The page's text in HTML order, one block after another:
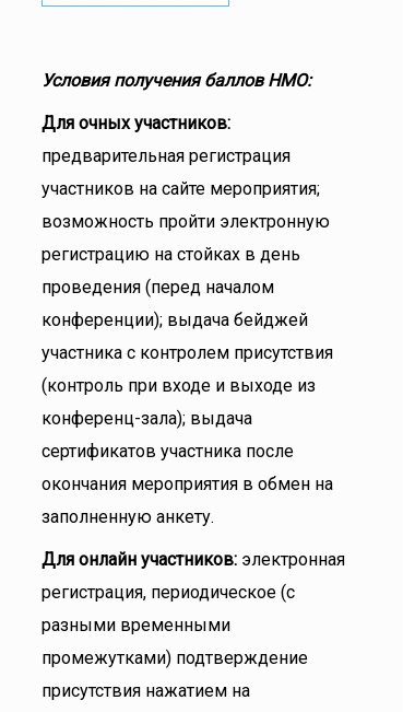
Условия получения баллов НМО:
Для очных участников:
предварительная регистрация
участников на сайте мероприятия;
возможность пройти электронную
регистрацию на стойках в день
проведения (перед началом
конференции); выдача бейджей
участника с контролем присутствия
(контроль при входе и выходе из
конференц-зала); выдача
сертификатов участника после
окончания мероприятия в обмен на
заполненную анкету.
Для онлайн участников: электронная
регистрация, периодическое (с
разными временными
промежутками) подтверждение
присутствия нажатием на